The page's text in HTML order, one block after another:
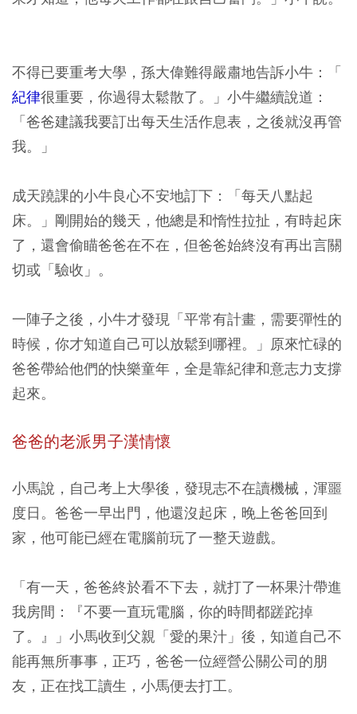
不得已要重考大學，孫大偉難得嚴肅地告訴小牛：「
紀律很重要，你過得太鬆散了。」小牛繼續說道：
「爸爸建議我要訂出每天生活作息表，之後就沒再管
我。」
成天蹺課的小牛良心不安地訂下：「每天八點起
床。」剛開始的幾天，他總是和惰性拉扯，有時起床
了，還會偷瞄爸爸在不在，但爸爸始終沒有再出言關
切或「驗收」。
一陣子之後，小牛才發現「平常有計畫，需要彈性的
時候，你才知道自己可以放鬆到哪裡。」原來忙碌的
爸爸帶給他們的快樂童年，全是靠紀律和意志力支撐
起來。
爸爸的老派男子漢情懷
小馬說，自己考上大學後，發現志不在讀機械，渾噩
度日。爸爸一早出門，他還沒起床，晚上爸爸回到
家，他可能已經在電腦前玩了一整天遊戲。
「有一天，爸爸終於看不下去，就打了一杯果汁帶進
我房間：『不要一直玩電腦，你的時間都蹉跎掉
了。』」小馬收到父親「愛的果汁」後，知道自己不
能再無所事事，正巧，爸爸一位經營公關公司的朋
友，正在找工讀生，小馬便去打工。